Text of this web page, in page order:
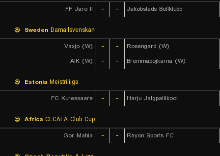
FF Jaro II
- - Jakobstads Bollklubb
Sweden Damallsvenskan
Vaxjo (W)
- -
Rosengard (W)
AIK (W)
- - Brommapojkarna (W)
Estonia Meistriliiga
FC Kuressaare
- - Harju Jalgpallikool
Africa CECAFA Club Cup
Gor Mahia
- - Rayon Sports FC